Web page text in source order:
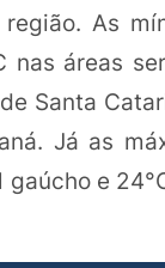
As
nas áreas
Santa
Já as
gaúcho e